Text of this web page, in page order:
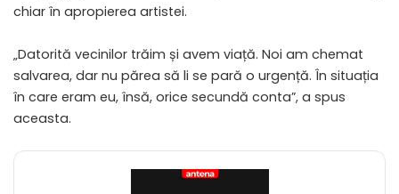
chiar în apropierea artistei.
„Datorită vecinilor trăim și avem viață. Noi am chemat
salvarea, dar nu părea să li se pară o urgență. În situația
în care eram eu, însă, orice secundă conta”, a spus
aceasta.